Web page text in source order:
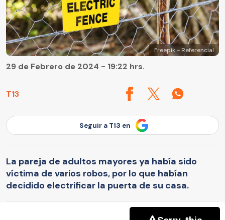
Freepik - Referencial
T13
29 de Febrero de 2024 - 19:22 hrs.
Seguir a T13 en
La pareja de adultos mayores ya había sido
víctima de varios robos, por lo que habían
decidido electrificar la puerta de su casa.